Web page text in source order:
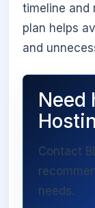
timeline and
plan helps
and
Need
Contact
needs.